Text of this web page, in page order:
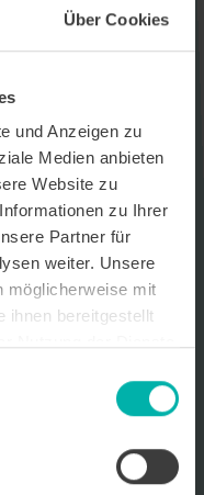
Über Cookies
und Anzeigen zu
Medien anbieten
Website zu
zu Ihrer
Partner für
weiter. Unsere
möglicherweise mit
ihnen bereitgestellt
Pforzheim GmbH
besser auf meine
ich außerdem zu,
des
Der Newsletter enthält
und
Ich kann meine
Zukunft durch den in jedem
per E-Mail an info@info-
wird ausschließlich
Detaillierte Informationen
uns eingesetzten
Sie in unserer